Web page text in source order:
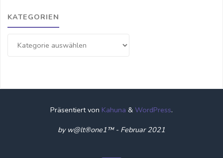
KATEGORIEN
Präsentiert von Kahuna & WordPress.
by w@lt®one1™ - Februar 2021